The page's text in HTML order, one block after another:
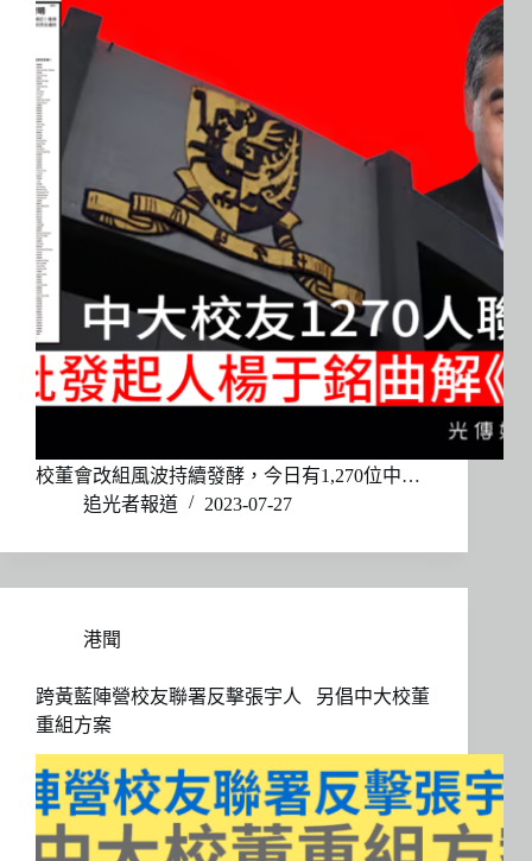
校董會改組風波持續發酵，今日有1,270位中…
追光者報道
2023-07-27
港聞
跨黃藍陣營校友聯署反擊張宇人 另倡中大校董
重組方案